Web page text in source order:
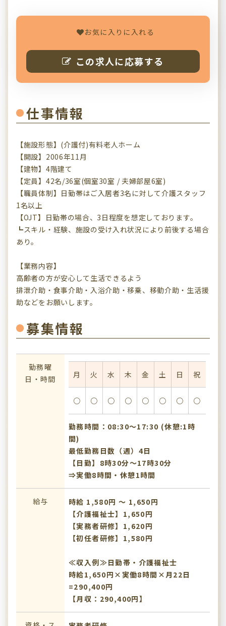
お気に入りに入れる
この求人に応募する
仕事情報
【施設形態】(介護付)有料老人ホーム
【開設】2006年11月
【建物】4階建て
【定員】42名/36室(個室30室 / 夫婦部屋6室)
【職員体制】日勤帯はご入居者3名に対して介護スタッフ
1名以上
【OJT】日勤帯の場合、3日程度を想定しております。
┗スキル・経験、施設の受け入れ状況により前後する場合
あり。
【業務内容】
高齢者の方が安心して生活できるよう
排泄介助・食事介助・入浴介助・移乗、移動介助・生活援
助などをお願いします。
募集情報
勤務曜
日・時間
月 火 水 木 金 土 日 祝
○ ○ ○ ○ ○ ○ ○ ○
勤務時間：08:30〜17:30 (休憩:1時
間)
最低勤務日数（週）4日
【日勤】8時30分～17時30分
⇒実働8時間・休憩1時間
給与
時給 1,580円 〜 1,650円
【介護福祉士】1,650円
【実務者研修】1,620円
【初任者研修】1,580円
≪収入例≫日勤帯・介護福祉士
時給1,650円×実働8時間×月22日
=290,400円
【月収：290,400円】